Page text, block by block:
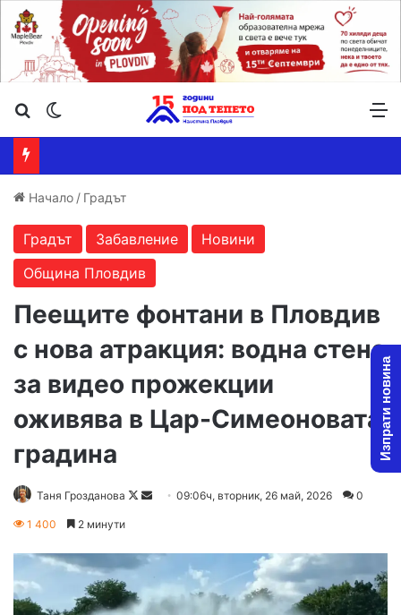
Търсене ...
Начало / Градът
Градът Забавление
Новини
Община Пловдив
Пеещите фонтани в Пловдив
с нова атракция: водна стена
за видео прожекции
оживява в Цар-Симеоновата
градина
Таня Грозданова
Follow
Send09:06ч, вторник, 26 май, 2026 0
1 400 2 минути
Изпрати новина